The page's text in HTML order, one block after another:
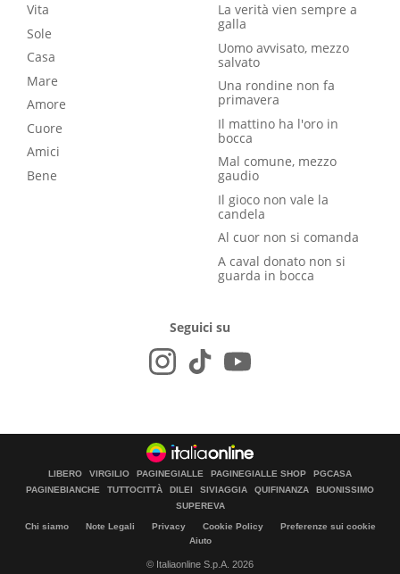
Vita
Sole
Casa
Mare
Amore
Cuore
Amici
Bene
La verità vien sempre a
galla
Uomo avvisato, mezzo
salvato
Una rondine non fa
primavera
Il mattino ha l'oro in
bocca
Mal comune, mezzo
gaudio
Il gioco non vale la
candela
Al cuor non si comanda
A caval donato non si
guarda in bocca
Seguici su
LIBERO VIRGILIO PAGINEGIALLE PAGINEGIALLE SHOP
PGCASA
PAGINEBIANCHE
TUTTOCITTÀ DILEI SIVIAGGIA QUIFINANZA
BUONISSIMO
SUPEREVA
Chi siamo Note Legali Privacy Cookie Policy
Preferenze sui cookie
Aiuto
© Italiaonline S.p.A. 2026